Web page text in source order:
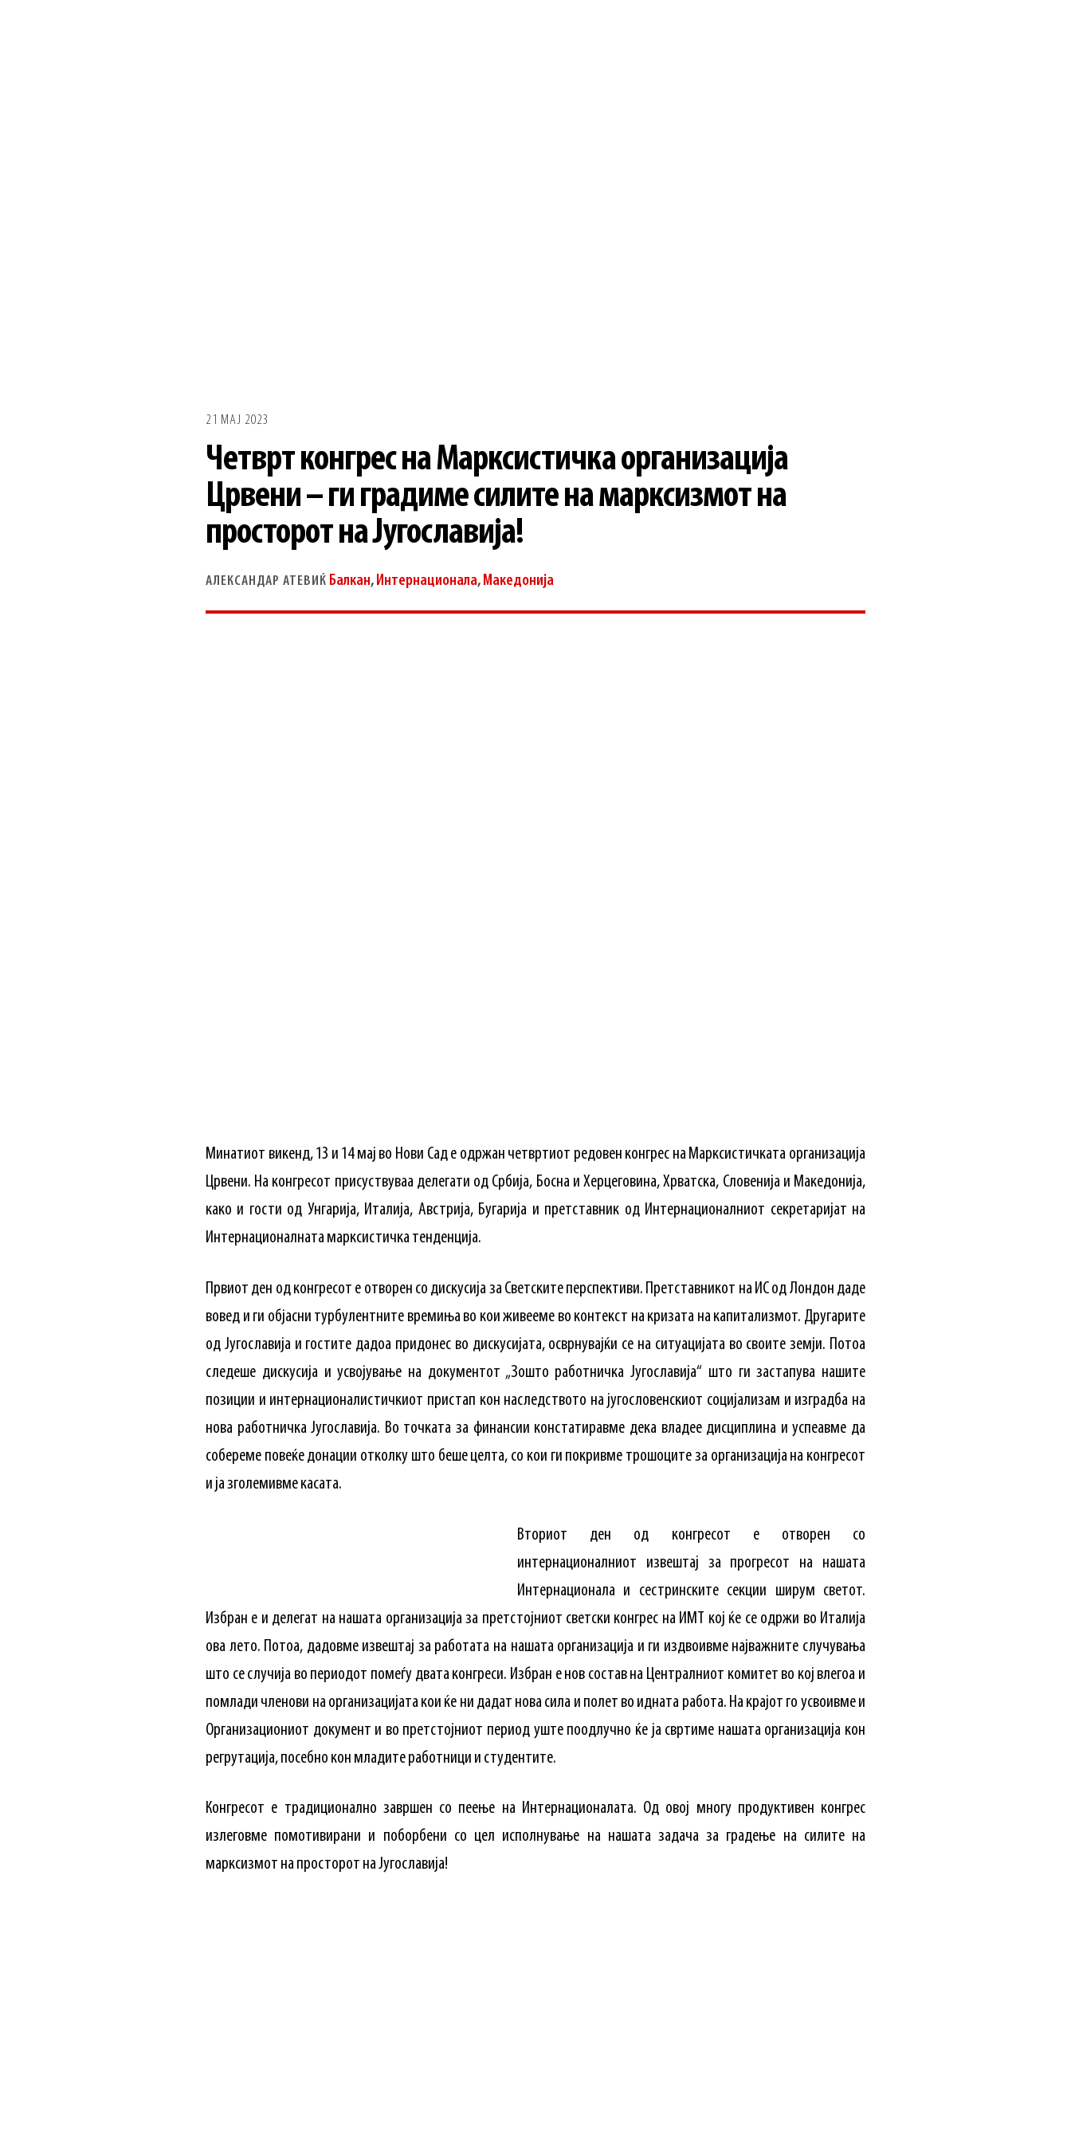
21 МАЈ 2023
Четврт конгрес на Марксистичка организација
Црвени – ги градиме силите на марксизмот на
просторот на Југославија!
АЛЕКСАНДАР АТЕВИЌ Балкан, Интернационала, Македонија
Минатиот викенд, 13 и 14 мај во Нови Сад е одржан четвртиот редовен конгрес на Марксистичката организација
Црвени. На конгресот присуствуваа делегати од Србија, Босна и Херцеговина, Хрватска, Словенија и Македонија,
како и гости од Унгарија, Италија, Австрија, Бугарија и претставник од Интернационалниот секретаријат на
Интернационалната марксистичка тенденција.
Првиот ден од конгресот е отворен со дискусија за Светските перспективи. Претставникот на ИС од Лондон даде
вовед и ги објасни турбулентните времиња во кои живееме во контекст на кризата на капитализмот. Другарите
од Југославија и гостите дадоа придонес во дискусијата, осврнувајќи се на ситуацијата во своите земји. Потоа
следеше дискусија и усвојување на документот „Зошто работничка Југославија“ што ги застапува нашите
позиции и интернационалистичкиот пристап кон наследството на југословенскиот социјализам и изградба на
нова работничка Југославија. Во точката за финансии констатиравме дека владее дисциплина и успеавме да
собереме повеќе донации отколку што беше целта, со кои ги покривме трошоците за организација на конгресот
и ја зголемивме касата.
Вториот ден од конгресот е отворен со
интернационалниот извештај за прогресот на нашата
Интернационала и сестринските секции ширум светот.
Избран е и делегат на нашата организација за претстојниот светски конгрес на ИМТ кој ќе се одржи во Италија
ова лето. Потоа, дадовме извештај за работата на нашата организација и ги издвоивме најважните случувања
што се случија во периодот помеѓу двата конгреси. Избран е нов состав на Централниот комитет во кој влегоа и
помлади членови на организацијата кои ќе ни дадат нова сила и полет во идната работа. На крајот го усвоивме и
Организациониот документ и во претстојниот период уште поодлучно ќе ја свртиме нашата организација кон
регрутација, посебно кон младите работници и студентите.
Конгресот е традиционално завршен со пеење на Интернационалата. Од овој многу продуктивен конгрес
излеговме помотивирани и поборбени со цел исполнување на нашата задача за градење на силите на
марксизмот на просторот на Југославија!